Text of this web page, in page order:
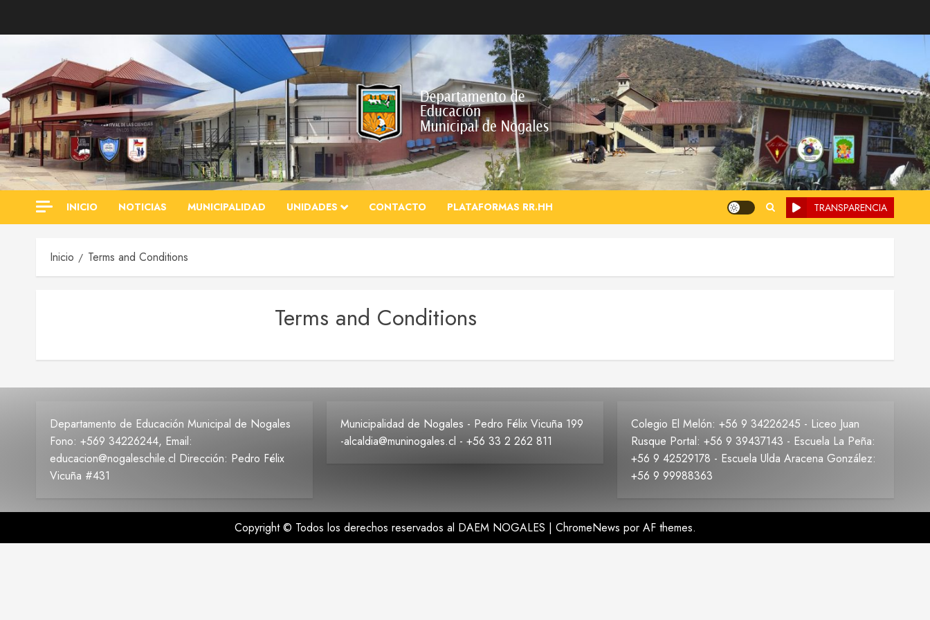
INICIO NOTICIAS MUNICIPALIDAD UNIDADES CONTACTO PLATAFORMAS RR.HH TRANSPARENCIA
Inicio Terms and Conditions
Terms and Conditions
Departamento de Educación Municipal de Nogales
Fono: +569 34226244, Email:
educacion@nogaleschile.cl Dirección: Pedro Félix
Vicuña #431
Municipalidad de Nogales - Pedro Félix Vicuña 199
-alcaldia@muninogales.cl - +56 33 2 262 811
Colegio El Melón: +56 9 34226245 - Liceo Juan
Rusque Portal: +56 9 39437143 - Escuela La Peña:
+56 9 42529178 - Escuela Ulda Aracena González:
+56 9 99988363
Copyright © Todos los derechos reservados al DAEM NOGALES | ChromeNews por AF themes.